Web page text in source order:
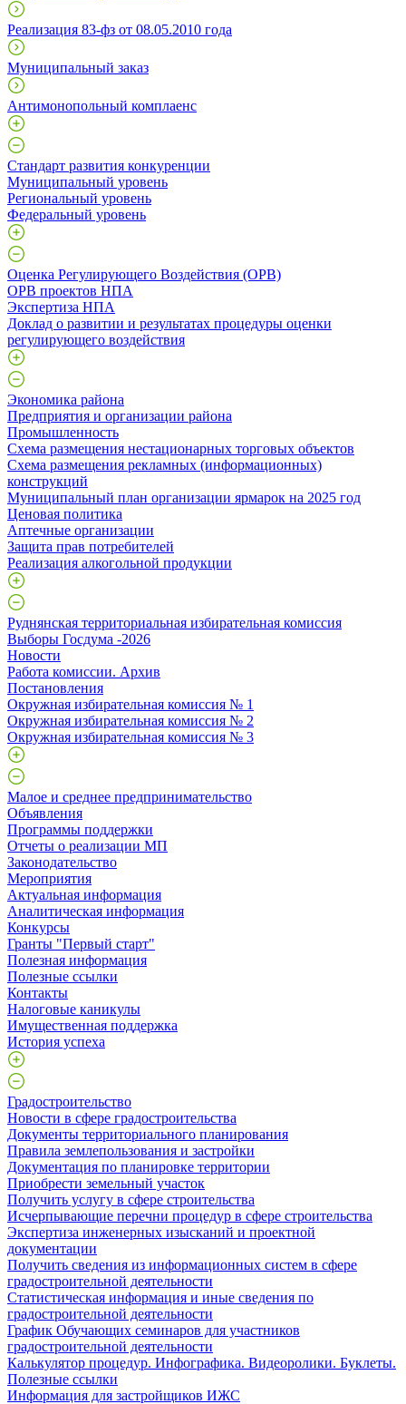
Реализация 83-фз от 08.05.2010 года
Муниципальный заказ
Антимонопольный комплаенс
Стандарт развития конкуренции
Муниципальный уровень
Региональный уровень
Федеральный уровень
Оценка Регулирующего Воздействия (ОРВ)
ОРВ проектов НПА
Экспертиза НПА
Доклад о развитии и результатах процедуры оценки
регулирующего воздействия
Экономика района
Предприятия и организации района
Промышленность
Схема размещения нестационарных торговых объектов
Схема размещения рекламных (информационных)
конструкций
Муниципальный план организации ярмарок на 2025 год
Ценовая политика
Аптечные организации
Защита прав потребителей
Реализация алкогольной продукции
Руднянская территориальная избирательная комиссия
Выборы Госдума -2026
Новости
Работа комиссии. Архив
Постановления
Окружная избирательная комиссия № 1
Окружная избирательная комиссия № 2
Окружная избирательная комиссия № 3
Малое и среднее предпринимательство
Объявления
Программы поддержки
Отчеты о реализации МП
Законодательство
Мероприятия
Актуальная информация
Аналитическая информация
Конкурсы
Гранты "Первый старт"
Полезная информация
Полезные ссылки
Контакты
Налоговые каникулы
Имущественная поддержка
История успеха
Градостроительство
Новости в сфере градостроительства
Документы территориального планирования
Правила землепользования и застройки
Документация по планировке территории
Приобрести земельный участок
Получить услугу в сфере строительства
Исчерпывающие перечни процедур в сфере строительства
Экспертиза инженерных изысканий и проектной
документации
Получить сведения из информационных систем в сфере
градостроительной деятельности
Статистическая информация и иные сведения по
градостроительной деятельности
График Обучающих семинаров для участников
градостроительной деятельности
Калькулятор процедур. Инфографика. Видеоролики. Буклеты.
Полезные ссылки
Информация для застройщиков ИЖС